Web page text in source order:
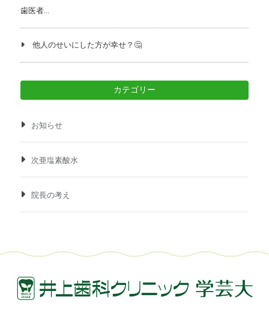
歯医者...
他人のせいにした方が幸せ？🤔
カテゴリー
お知らせ
次亜塩素酸水
院長の考え